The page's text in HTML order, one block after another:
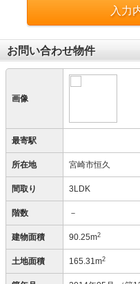
入力
お問い合わせ物件
画像
最寄駅
所在地 宮崎市恒久
間取り 3LDK
階数 －
建物面積 90.25m2
土地面積 165.31m2